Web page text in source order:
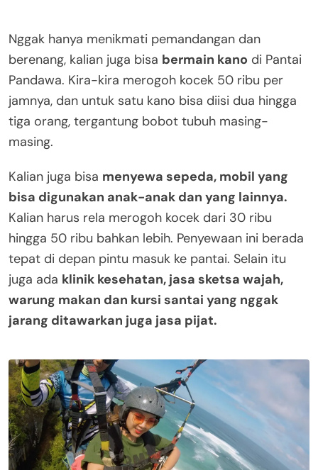
Nggak hanya menikmati pemandangan dan
berenang, kalian juga bisa bermain kano di Pantai
Pandawa. Kira-kira merogoh kocek 50 ribu per
jamnya, dan untuk satu kano bisa diisi dua hingga
tiga orang, tergantung bobot tubuh masing-
masing.
Kalian juga bisa menyewa sepeda, mobil yang
bisa digunakan anak-anak dan yang lainnya.
Kalian harus rela merogoh kocek dari 30 ribu
hingga 50 ribu bahkan lebih. Penyewaan ini berada
tepat di depan pintu masuk ke pantai. Selain itu
juga ada klinik kesehatan, jasa sketsa wajah,
warung makan dan kursi santai yang nggak
jarang ditawarkan juga jasa pijat.